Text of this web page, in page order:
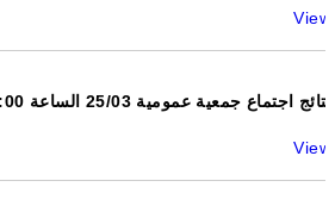
View
نتائج اجتماع جمعية عمومية 25/03 الساعة 21:00 مساءا
View